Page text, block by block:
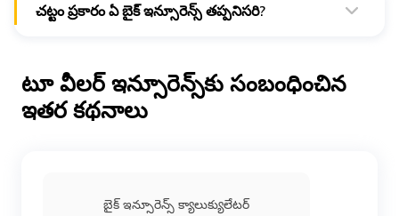
చట్టం ప్రకారం ఏ బైక్ ఇన్సూరెన్స్ తప్పనిసరి?
టూ వీలర్ ఇన్సూరెన్స్‌కు సంబంధించిన
ఇతర కథనాలు
బైక్​ ఇన్సూరెన్స్​ క్యాలుక్యులేటర్​